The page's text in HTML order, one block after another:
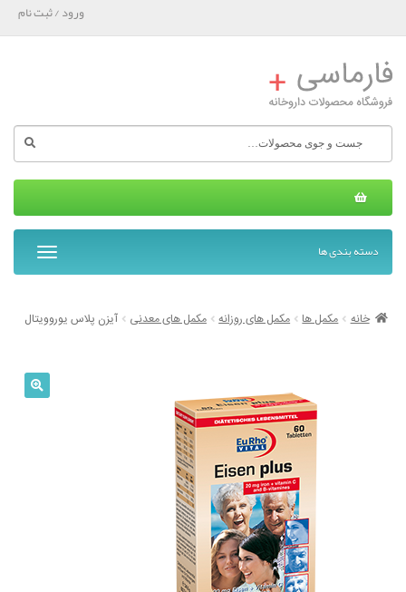
ورود / ثبت نام
جستجو
دسته بندی ها
T
o
g
n
a
خانه مکمل ها مکمل های روزانه مکمل های معدنی آیزن پلاس یوروویتال